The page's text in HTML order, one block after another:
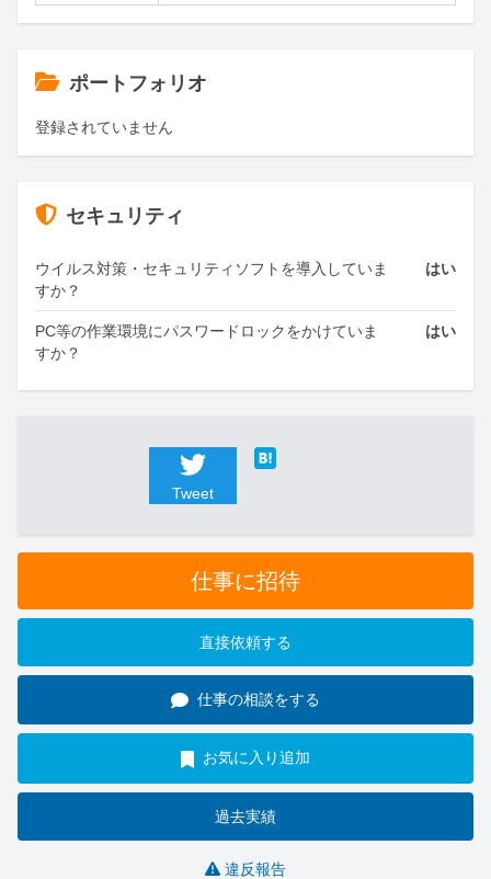
ポートフォリオ
登録されていません
セキュリティ
ウイルス対策・セキュリティソフトを導入していま
すか？
はい
PC等の作業環境にパスワードロックをかけていま
すか？
はい
Tweet
仕事に招待
直接依頼する
仕事の相談をする
お気に入り追加
過去実績
違反報告